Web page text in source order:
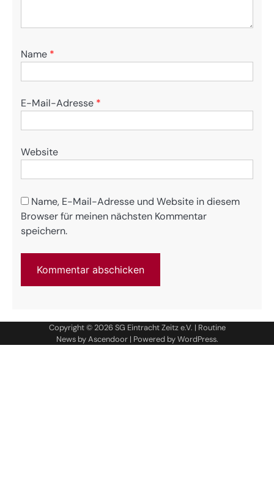
Name *
E-Mail-Adresse *
Website
Name, E-Mail-Adresse und Website in diesem
Browser für meinen nächsten Kommentar
speichern.
Copyright © 2026SG Eintracht Zeitz e.V. | Routine
News byAscendoor| Powered byWordPress.